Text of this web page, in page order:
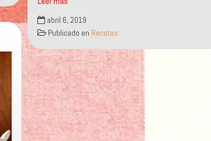
«SALSA»
abril 6, 2019
Publicado en Recetas